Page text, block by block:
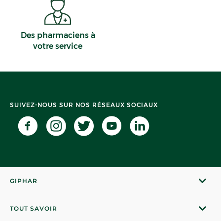
Des pharmaciens à
votre service
SUIVEZ-NOUS SUR NOS RÉSEAUX SOCIAUX
GIPHAR
TOUT SAVOIR